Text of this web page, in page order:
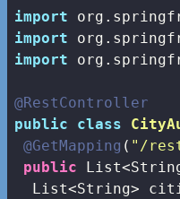
import
import
import
@RestController
public
class
@GetMapping ( "/
public
List<String>